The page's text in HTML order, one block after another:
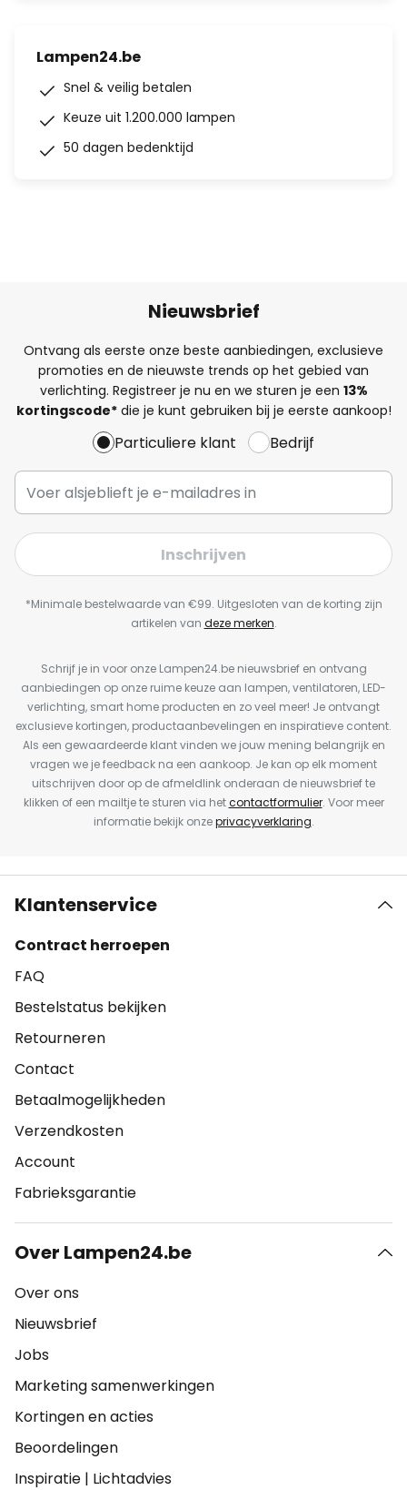
Lampen24.be
Snel & veilig betalen
Keuze uit 1.200.000 lampen
50 dagen bedenktijd
Nieuwsbrief
Ontvang als eerste onze beste aanbiedingen, exclusieve
promoties en de nieuwste trends op het gebied van
verlichting. Registreer je nu en we sturen je een 13%
kortingscode*die je kunt gebruiken bij je eerste aankoop!
Particuliere klant Bedrijf
Inschrijven
*Minimale bestelwaarde van €99. Uitgesloten van de korting zijn
artikelen van deze merken.
Schrijf je in voor onze Lampen24.be nieuwsbrief en ontvang
aanbiedingen op onze ruime keuze aan lampen, ventilatoren, LED-
verlichting, smart home producten en zo veel meer! Je ontvangt
exclusieve kortingen, productaanbevelingen en inspiratieve content.
Als een gewaardeerde klant vinden we jouw mening belangrijk en
vragen we je feedback na een aankoop. Je kan op elk moment
uitschrijven door op de afmeldlink onderaan de nieuwsbrief te
klikken of een mailtje te sturen via hetcontactformulier. Voor meer
informatie bekijk onzeprivacyverklaring.
Klantenservice
Contract herroepen
FAQ
Bestelstatus bekijken
Retourneren
Contact
Betaalmogelijkheden
Verzendkosten
Account
Fabrieksgarantie
Over Lampen24.be
Over ons
Nieuwsbrief
Jobs
Marketing samenwerkingen
Kortingen en acties
Beoordelingen
Inspiratie | Lichtadvies